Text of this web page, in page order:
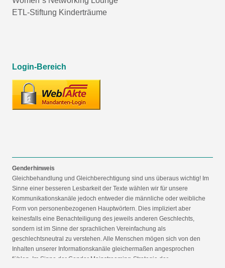
ETL-Stiftung Kinderträume
Login-Bereich
Genderhinweis
Gleichbehandlung und Gleichberechtigung sind uns überaus wichtig! Im
Sinne einer besseren Lesbarkeit der Texte wählen wir für unsere
Kommunikationskanäle jedoch entweder die männliche oder weibliche
Form von personenbezogenen Hauptwörtern. Dies impliziert aber
keinesfalls eine Benachteiligung des jeweils anderen Geschlechts,
sondern ist im Sinne der sprachlichen Vereinfachung als
geschlechtsneutral zu verstehen. Alle Menschen mögen sich von den
Inhalten unserer Informationskanäle gleichermaßen angesprochen
fühlen. Im Sinne der Gender Mainstreaming-Strategie der